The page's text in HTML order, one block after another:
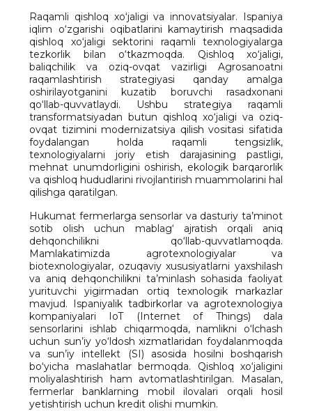
Raqamli qishloq xo‘jaligi va innovatsiyalar. Ispaniya
iqlim o‘zgarishi oqibatlarini kamaytirish maqsadida
qishloq xo‘jaligi sektorini raqamli texnologiyalarga
tezkorlik bilan o‘tkazmoqda. Qishloq xo‘jaligi,
baliqchilik va oziq-ovqat vazirligi Agrosanoatni
raqamlashtirish strategiyasi qanday amalga
oshirilayotganini kuzatib boruvchi rasadxonani
qo‘llab-quvvatlaydi. Ushbu strategiya raqamli
transformatsiyadan butun qishloq xo‘jaligi va oziq-
ovqat tizimini modernizatsiya qilish vositasi sifatida
foydalangan holda raqamli tengsizlik,
texnologiyalarni joriy etish darajasining pastligi,
mehnat unumdorligini oshirish, ekologik barqarorlik
va qishloq hududlarini rivojlantirish muammolarini hal
qilishga qaratilgan.
Hukumat fermerlarga sensorlar va dasturiy ta’minot
sotib olish uchun mablag‘ ajratish orqali aniq
dehqonchilikni qo‘llab-quvvatlamoqda.
Mamlakatimizda agrotexnologiyalar va
biotexnologiyalar, ozuqaviy xususiyatlarni yaxshilash
va aniq dehqonchilikni ta’minlash sohasida faoliyat
yurituvchi yigirmadan ortiq texnologik markazlar
mavjud. Ispaniyalik tadbirkorlar va agrotexnologiya
kompaniyalari IoT (Internet of Things) dala
sensorlarini ishlab chiqarmoqda, namlikni o‘lchash
uchun sun’iy yo‘ldosh xizmatlaridan foydalanmoqda
va sun’iy intellekt (SI) asosida hosilni boshqarish
bo‘yicha maslahatlar bermoqda. Qishloq xo‘jaligini
moliyalashtirish ham avtomatlashtirilgan. Masalan,
fermerlar banklarning mobil ilovalari orqali hosil
yetishtirish uchun kredit olishi mumkin.